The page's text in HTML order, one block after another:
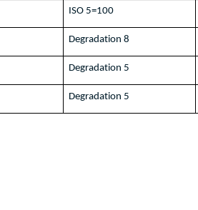
ISO 5=100
Degradation 8
Degradation 5
Degradation 5